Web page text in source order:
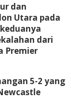
dan
Utara pada
dari
Premier
5-2 yang